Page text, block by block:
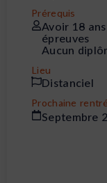
Prérequis
Avoir 18
épreuves
Aucun
Lieu
Distanciel
Prochaine
Septembre